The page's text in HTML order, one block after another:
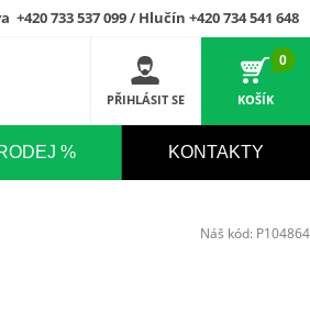
+420 733 537 099 / Hlučín +420 734 541 648
PŘIHLÁSIT SE
0
KOŠÍK
% KONTAKTY
Náš kód: P104864